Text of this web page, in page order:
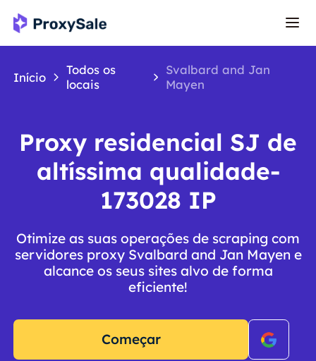
Início
Todos os
locais
Svalbard and Jan
Mayen
Proxy residencial SJ de
altíssima qualidade-
173028 IP
Otimize as suas operações de scraping com
servidores proxy Svalbard and Jan Mayen e
alcance os seus sites alvo de forma
eficiente!
Começar